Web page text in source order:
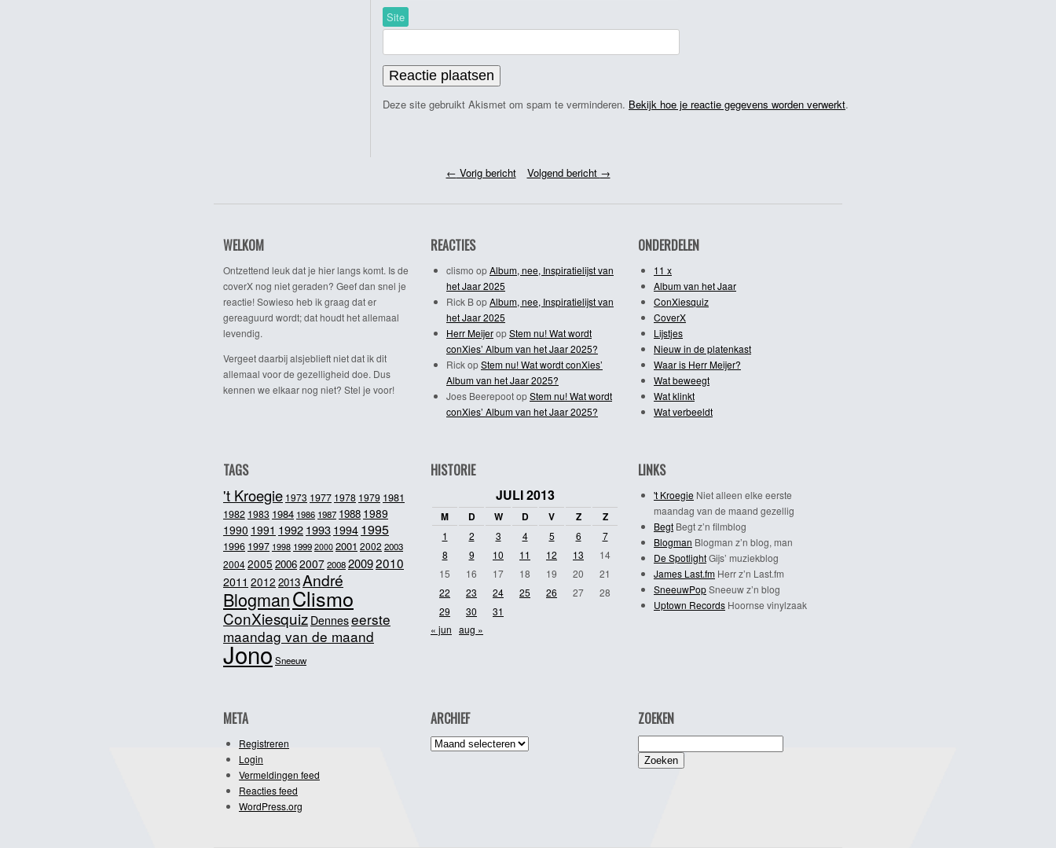
Site
Deze site gebruikt Akismet om spam te verminderen. Bekijk hoe je reactie gegevens worden verwerkt.
← Vorig bericht Volgend bericht →
WELKOM
Ontzettend leuk dat je hier langs komt. Is de
coverX nog niet geraden? Geef dan snel je
reactie! Sowieso heb ik graag dat er
gereaguurd wordt; dat houdt het allemaal
levendig.
Vergeet daarbij alsjeblieft niet dat ik dit
allemaal voor de gezelligheid doe. Dus
kennen we elkaar nog niet? Stel je voor!
REACTIES
clismo opAlbum, nee, Inspiratielijst van
het Jaar 2025
Rick BopAlbum, nee, Inspiratielijst van
het Jaar 2025
Herr MeijeropStem nu! Wat wordt
conXies’ Album van het Jaar 2025?
RickopStem nu! Wat wordt conXies’
Album van het Jaar 2025?
Joes BeerepootopStem nu! Wat wordt
conXies’ Album van het Jaar 2025?
ONDERDELEN
11 x
Album van het Jaar
ConXiesquiz
CoverX
Lijstjes
Nieuw in de platenkast
Waar is Herr Meijer?
Wat beweegt
Wat klinkt
Wat verbeeldt
TAGS
't Kroegie 1973 1977 1978 1979 1981
1982 1983 1984 1986 1987 1988 1989
1990 1991 19921993 1994 1995
1996 1997 1998 1999 2000 2001 2002 2003
20042005 20062007200820092010
2011 2012 2013André
BlogmanClismo
ConXiesquiz Denneseerste
maandag van de maand
JonoSneeuw
HISTORIE
JULI 2013
M D W D V Z Z
1 2 3 4 5 6
7
8
9 10 11 12 13
14
15
16 17 18 19 20
21
22
23 24 25 26 27
28
29
30
31
« jun aug »
LINKS
't Kroegie Niet alleen elke eerste
maandag van de maand gezellig
Begt Begt z’n filmblog
Blogman Blogman z’n blog, man
De SpotlightGijs’ muziekblog
James Last.fm Herr z’n Last.fm
SneeuwPopSneeuw z’n blog
Uptown Records Hoornse vinylzaak
META
Registreren
Login
Vermeldingen feed
Reacties feed
WordPress.org
ARCHIEF
Archief
ZOEKEN
naar: